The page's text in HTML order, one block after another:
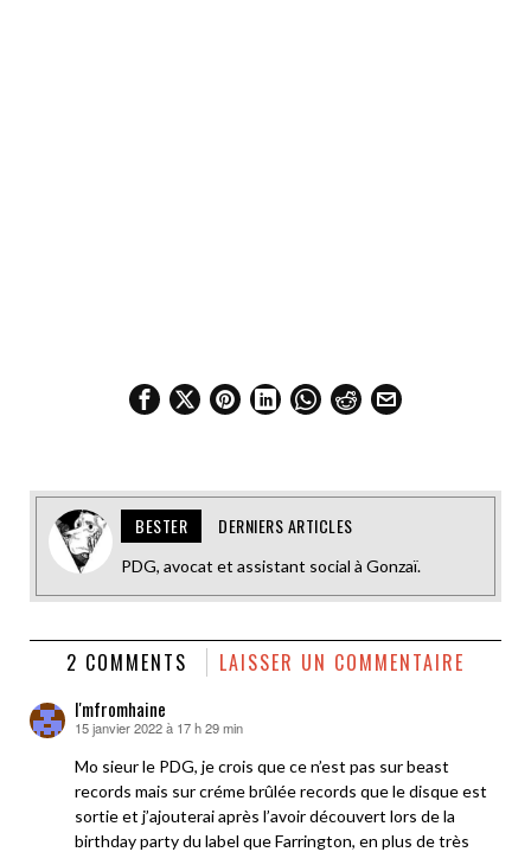
BESTER DERNIERS ARTICLES
PDG, avocat et assistant social à Gonzaï.
2 COMMENTS LAISSER UN COMMENTAIRE
I'mfromhaine
dit :
15 janvier 2022 à 17 h 29 min
Mo sieur le PDG, je crois que ce n’est pas sur beast
records mais sur créme brûlée records que le disque est
sortie et j’ajouterai après l’avoir découvert lors de la
birthday party du label que Farrington, en plus de très